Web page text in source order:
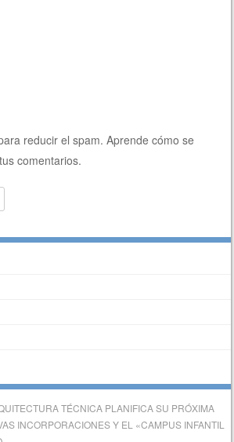
reducir el spam.Aprende cómo se
comentarios.
TÉCNICA PLANIFICA SU PRÓXIMA
INCORPORACIONES Y EL «CAMPUS INFANTIL